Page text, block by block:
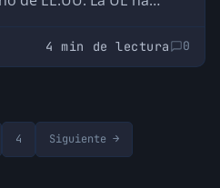
para no depender
no controla.
4 min de lectura 0
4 Siguiente →